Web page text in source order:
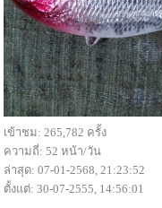
เข้าชม: 265,782 ครั้ง
ความถี่: 52 หน้า/วัน
ล่าสุด: 07-01-2568, 21:23:52
ตั้งแต่: 30-07-2555, 14:56:01